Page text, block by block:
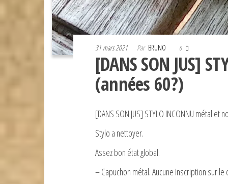
31 mars 2021 Par BRUNO 0
[DANS SON JUS]
(années 60?)
[DANS SON JUS] STYLO INCONNU métal et
Stylo a nettoyer.
Assez bon état global.
– Capuchon métal. Aucune Inscription sur